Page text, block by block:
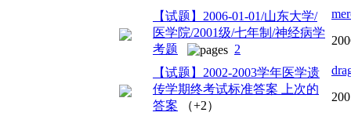
【试题】2006-01-01/山东大学/
医学院/2001级/七年制/神经病学
考题
2
【试题】2002-2003学年医学遗
传学期终考试标准答案 上次的
答案
（+2）